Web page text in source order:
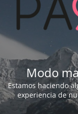
Modo
Estamos haciendo
experiencia de